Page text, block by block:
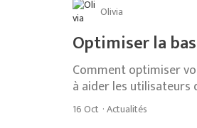
Olivia
Optimiser la
Comment optimiser
à aider les utilisateurs
16 Oct ·Actualités